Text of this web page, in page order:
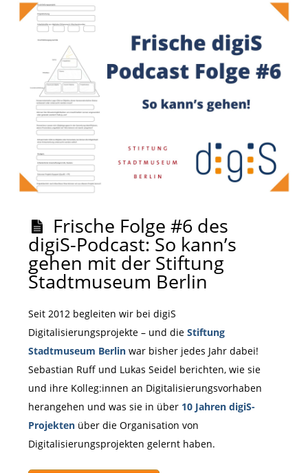
Frische Folge #6 des
digiS-Podcast: So kann’s
gehen mit der Stiftung
Stadtmuseum Berlin
Seit 2012 begleiten wir bei digiS
Digitalisierungsprojekte – und die Stiftung
Stadtmuseum Berlinwar bisher jedes Jahr dabei!
Sebastian Ruff und Lukas Seidel berichten, wie sie
und ihre Kolleg:innen an Digitalisierungsvorhaben
herangehen und was sie in über 10 Jahren digiS-
Projektenüber die Organisation von
Digitalisierungsprojekten gelernt haben.